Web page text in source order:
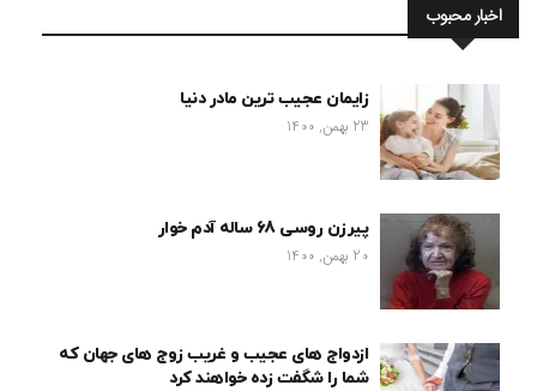
اخبار محبوب
زایمان عجیب ترین مادر دنیا
23 بهمن, 1400
پیرزن روسی 68 ساله آدم خوار
20 بهمن, 1400
ازدواج های عجیب و غریب زوج های جهان که
شما را شگفت زده خواهند کرد